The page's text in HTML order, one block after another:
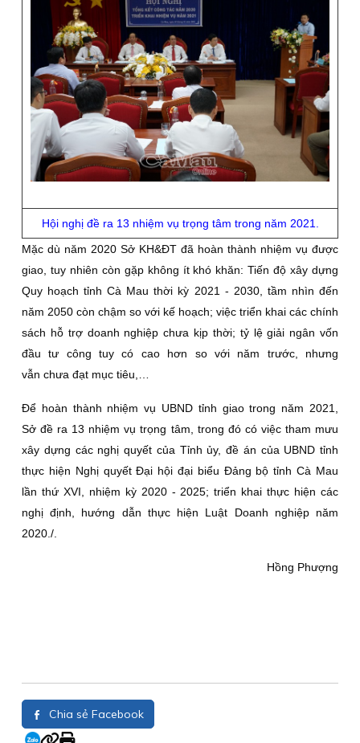
Hội nghị đề ra 13 nhiệm vụ trọng tâm trong năm 2021.
Mặc dù năm 2020 Sở KH&ĐT đã hoàn thành nhiệm vụ được
giao, tuy nhiên còn gặp không ít khó khăn: Tiến độ xây dựng
Quy hoạch tỉnh Cà Mau thời kỳ 2021 - 2030, tầm nhìn đến
năm 2050 còn chậm so với kế hoạch; việc triển khai các chính
sách hỗ trợ doanh nghiệp chưa kịp thời; tỷ lệ giải ngân vốn
đầu tư công tuy có cao hơn so với năm trước, nhưng
vẫn chưa đạt mục tiêu,…
Để hoàn thành nhiệm vụ UBND tỉnh giao trong năm 2021,
Sở đề ra 13 nhiệm vụ trọng tâm, trong đó có việc tham mưu
xây dựng các nghị quyết của Tỉnh ủy, đề án của UBND tỉnh
thực hiện Nghị quyết Đại hội đại biểu Đảng bộ tỉnh Cà Mau
lần thứ XVI, nhiệm kỳ 2020 - 2025; triển khai thực hiện các
nghị định, hướng dẫn thực hiện Luật Doanh nghiệp năm
2020./.
Hồng Phượng
Chia sẻ Facebook